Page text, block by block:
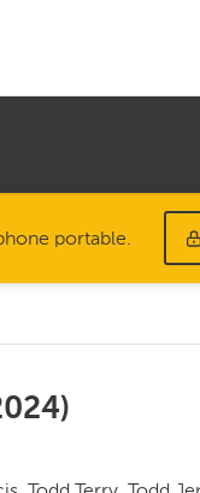
portable.
)